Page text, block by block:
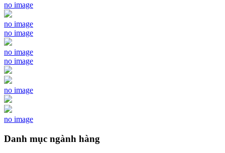
no image
no image
no image
no image
no image
no image
no image
Danh mục ngành hàng